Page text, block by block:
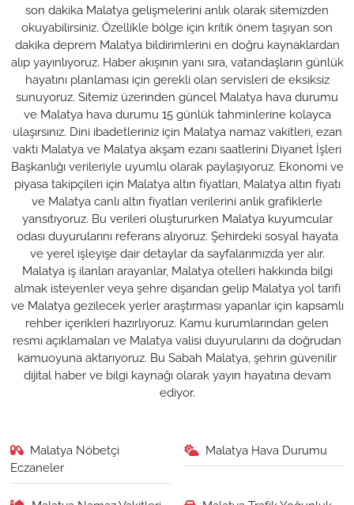
son dakika Malatya gelişmelerini anlık olarak sitemizden
okuyabilirsiniz. Özellikle bölge için kritik önem taşıyan son
dakika deprem Malatya bildirimlerini en doğru kaynaklardan
alıp yayınlıyoruz. Haber akışının yanı sıra, vatandaşların günlük
hayatını planlaması için gerekli olan servisleri de eksiksiz
sunuyoruz. Sitemiz üzerinden güncel Malatya hava durumu
ve Malatya hava durumu 15 günlük tahminlerine kolayca
ulaşırsınız. Dini ibadetleriniz için Malatya namaz vakitleri, ezan
vakti Malatya ve Malatya akşam ezanı saatlerini Diyanet İşleri
Başkanlığı verileriyle uyumlu olarak paylaşıyoruz. Ekonomi ve
piyasa takipçileri için Malatya altın fiyatları, Malatya altın fiyatı
ve Malatya canlı altın fiyatları verilerini anlık grafiklerle
yansıtıyoruz. Bu verileri oluştururken Malatya kuyumcular
odası duyurularını referans alıyoruz. Şehirdeki sosyal hayata
ve yerel işleyişe dair detaylar da sayfalarımızda yer alır.
Malatya iş ilanları arayanlar, Malatya otelleri hakkında bilgi
almak isteyenler veya şehre dışarıdan gelip Malatya yol tarifi
ve Malatya gezilecek yerler araştırması yapanlar için kapsamlı
rehber içerikleri hazırlıyoruz. Kamu kurumlarından gelen
resmi açıklamaları ve Malatya valisi duyurularını da doğrudan
kamuoyuna aktarıyoruz. Bu Sabah Malatya, şehrin güvenilir
dijital haber ve bilgi kaynağı olarak yayın hayatına devam
ediyor.
Malatya Nöbetçi
Eczaneler
Malatya Hava Durumu